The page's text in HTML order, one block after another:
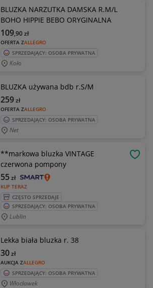
BLUZKA NARZUTKA DAMSKA R.M/L
BOHO HIPPIE BEBO ORYGINALNA
OFERTA ZALLEGRO
109,90zł
SPRZEDAJĄCY: OSOBA PRYWATNA
Koło
BLUZKA używana bdb r.S/M
OFERTA ZALLEGRO
259zł
SPRZEDAJĄCY: OSOBA PRYWATNA
Net
**markowa bluzka VINTAGE
czerwona pompony
KUP TERAZ
55zł
CZĘSTO SPRZEDAJE
SPRZEDAJĄCY: OSOBA PRYWATNA
Lublin
Lekka biała bluzka r. 38
AUKCJA ZALLEGRO
30zł
SPRZEDAJĄCY: OSOBA PRYWATNA
Włocławek